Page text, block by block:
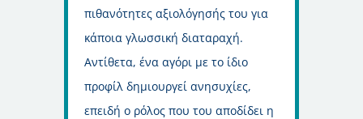
πιθανότητες αξιολόγησής του για
κάποια γλωσσική διαταραχή.
Αντίθετα, ένα αγόρι με το ίδιο
προφίλ δημιουργεί ανησυχίες,
επειδή ο ρόλος που του αποδίδει η